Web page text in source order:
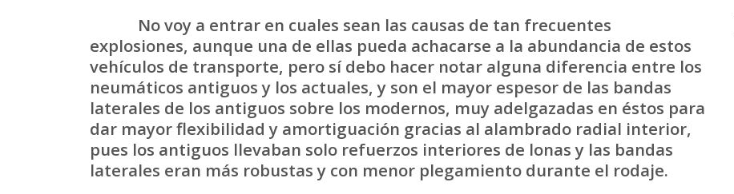
No voy a entrar en cuales sean las causas de tan frecuentes
explosiones, aunque una de ellas pueda achacarse a la abundancia de estos
vehículos de transporte, pero sí debo hacer notar alguna diferencia entre los
neumáticos antiguos y los actuales, y son el mayor espesor de las bandas
laterales de los antiguos sobre los modernos, muy adelgazadas en éstos para
dar mayor flexibilidad y amortiguación gracias al alambrado radial interior,
pues los antiguos llevaban solo refuerzos interiores de lonas y las bandas
laterales eran más robustas y con menor plegamiento durante el rodaje.